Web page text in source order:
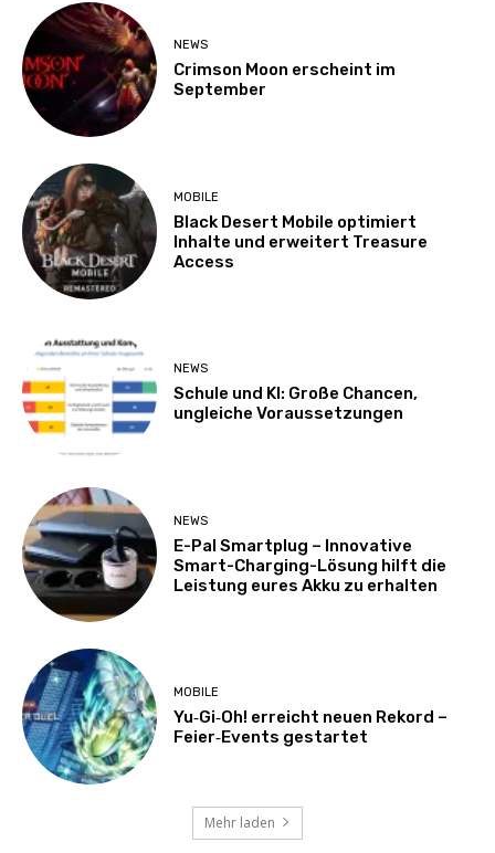
NEWS
Crimson Moon erscheint im
September
MOBILE
Black Desert Mobile optimiert
Inhalte und erweitert Treasure
Access
NEWS
Schule und KI: Große Chancen,
ungleiche Voraussetzungen
NEWS
E-Pal Smartplug – Innovative
Smart-Charging-Lösung hilft die
Leistung eures Akku zu erhalten
MOBILE
Yu‑Gi‑Oh! erreicht neuen Rekord –
Feier‑Events gestartet
Mehr laden